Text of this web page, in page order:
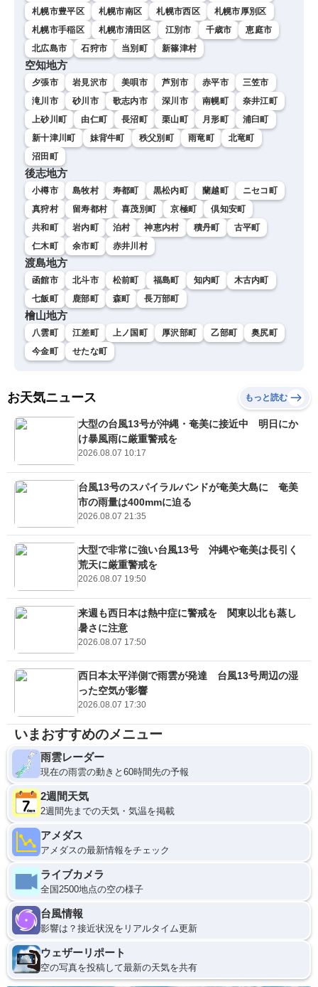
札幌市豊平区 札幌市南区 札幌市西区
札幌市厚別区
札幌市手稲区
札幌市清田区 江別市 千歳市
恵庭市
北広島市
石狩市 当別町 新篠津村
空知地方
夕張市 岩見沢市 美唄市 芦別市 赤平市
三笠市
滝川市
砂川市 歌志内市 深川市 南幌町
奈井江町
上砂川町
由仁町 長沼町 栗山町 月形町
浦臼町
新十津川町
妹背牛町 秩父別町 雨竜町
北竜町
沼田町
後志地方
小樽市 島牧村 寿都町 黒松内町 蘭越町
ニセコ町
真狩村
留寿都村 喜茂別町 京極町
倶知安町
共和町
岩内町 泊村 神恵内村 積丹町
古平町
仁木町
余市町 赤井川村
渡島地方
函館市 北斗市 松前町 福島町 知内町
木古内町
七飯町
鹿部町 森町 長万部町
檜山地方
八雲町 江差町 上ノ国町 厚沢部町 乙部町
奥尻町
今金町
せたな町
お天気ニュース もっと読む
大型の台風13号が沖縄・奄美に接近中 明日にか
け暴風雨に厳重警戒を
2026.08.07 10:17
台風13号のスパイラルバンドが奄美大島に 奄美
市の雨量は400mmに迫る
2026.08.07 21:35
大型で非常に強い台風13号 沖縄や奄美は長引く
荒天に厳重警戒を
2026.08.07 19:50
来週も西日本は熱中症に警戒を 関東以北も蒸し
暑さに注意
2026.08.07 17:50
西日本太平洋側で雨雲が発達 台風13号周辺の湿
った空気が影響
2026.08.07 17:30
いまおすすめのメニュー
雨雲レーダー
現在の雨雲の動きと60時間先の予報
2週間天気
2週間先までの天気・気温を掲載
アメダス
アメダスの最新情報をチェック
ライブカメラ
全国2500地点の空の様子
台風情報
影響は？接近状況をリアルタイム更新
ウェザーリポート
空の写真を投稿して最新の天気を共有